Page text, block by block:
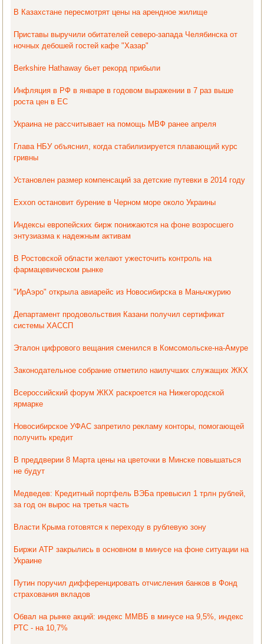
В Казахстане пересмотрят цены на арендное жилище
Приставы выручили обитателей северо-запада Челябинска от
ночных дебошей гостей кафе "Хазар"
Berkshire Hathaway бьет рекорд прибыли
Инфляция в РФ в январе в годовом выражении в 7 раз выше
роста цен в ЕС
Украина не рассчитывает на помощь МВФ ранее апреля
Глава НБУ объяснил, когда стабилизируется плавающий курс
гривны
Установлен размер компенсаций за детские путевки в 2014 году
Exxon остановит бурение в Черном море около Украины
Индексы европейских бирж понижаются на фоне возросшего
энтузиазма к надежным активам
В Ростовской области желают ужесточить контроль на
фармацевическом рынке
"ИрАэро" открыла авиарейс из Новосибирска в Маньчжурию
Департамент продовольствия Казани получил сертификат
системы ХАССП
Эталон цифрового вещания сменился в Комсомольске-на-Амуре
Законодательное собрание отметило наилучших служащих ЖКХ
Всероссийский форум ЖКХ раскроется на Нижегородской
ярмарке
Новосибирское УФАС запретило рекламу конторы, помогающей
получить кредит
В преддверии 8 Марта цены на цветочки в Минске повышаться
не будут
Медведев: Кредитный портфель ВЭБа превысил 1 трлн рублей,
за год он вырос на третья часть
Власти Крыма готовятся к переходу в рублевую зону
Биржи АТР закрылись в основном в минусе на фоне ситуации на
Украине
Путин поручил дифференцировать отчисления банков в Фонд
страхования вкладов
Обвал на рынке акций: индекс ММВБ в минусе на 9,5%, индекс
РТС - на 10,7%